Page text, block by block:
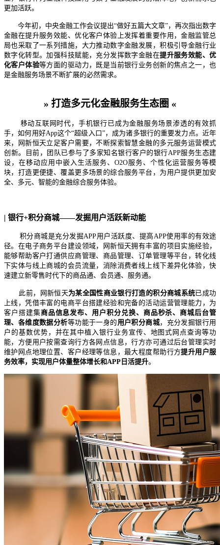
更加活跃。
今年初，中央金融工作会议提出“做好五篇大文章”，再次指出数字
金融在提升服务效能、优化客户体验上发挥着重要作用，金融监管总
局也采取了一系列措施，大力推动数字金融发展，积极引导金融行业
数字化转型。加强科技赋能，充分发挥数字金融在提升服务效能、优
化客户体验等方面的驱动力，既是当前银行业务创新的焦点之一，也
是金融服务场景不断扩展的必然需求。
» 打造多元化金融服务生态圈 «
移动互联网时代，手机银行已成为金融服务场景渗透的有效抓
手，如何用好App这个“超级入口”，成为诸多银行的重要发力点。近年
来，网新恒天立足客户需要，不断探索智慧金融的多元服务运营模式
创新。目前，团队已参与了多家知名银行客户的银行APP服务生态建
设，在移动应用中嵌入生活服务、O2O服务、个性化运营服务等模
块，打造更便捷、覆盖更多场景的综合服务平台，为用户提供更加安
全、多元、智能的金融综合服务体验。
| 银行+积分商城——发掘用户活跃新动能
​积分商城是充分发掘APP用户活跃度、提高APP使用率的有效途
径。在电子商务平台建设领域，网新恒天拥有丰富的项目实施经验，
能够帮助客户打通供应商管理、商品管理、订单管理等平台，转化线
下实体与线上商城的会员流量，消除消费者线上线下差异化体验，快
速建立新零售时代下的商品通、会员通、服务通。
此前，网新恒天为某全国性商业银行打造的积分商城系统已成功
上线，凭借丰富的电商平台搭建经验和完备的活动运营管理能力，为
客户搭建集商品信息发布、用户积分兑换、商品秒杀、商城后台管
理、各维度数据分析等功能于一身的 用户积分商城，充分发掘银行用
户的基数优势，并在其中植入银行业务宣传、地图式网点查询等功
能，方便用户按需查询行方各网点信息，行方亦可通过后台管理实时
维护网点地理位置、客户经理等信息，最大程度帮助行方提升用户服
务效率，实现用户体量整体增长和APP日活提升。